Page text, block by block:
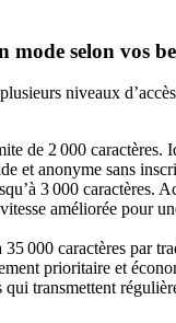
mode selon vos
niveaux
de 2 000 caractères.
et anonyme sans
3 000 caractères.
améliorée pour
35 000 caractères par
prioritaire et
qui transmettent